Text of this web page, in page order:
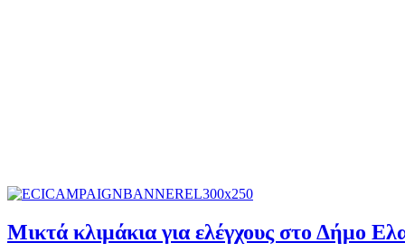
Μικτά κλιμάκια για ελέγχους στο Δήμο